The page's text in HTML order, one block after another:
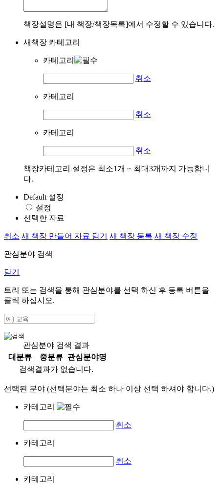
책장설명은 [내 책장/책장목록]에서 수정할 수 있습니다.
새책장 카테고리
카테고리
취소
카테고리
취소
카테고리
취소
책장카테고리 설정은 최소1개 ~ 최대3개까지 가능합니
다.
Default 설정
설정
선택한 자료
취소 새 책장 만들어 자료 담기 새 책장 등록 새 책장 수정
관심분야 검색
닫기
트리 또는 검색을 통해 관심분야를 선택 하신 후 등록 버튼을
클릭 하십시오.
관심분야 검색 결과
대분류
중분류
관심분야명
검색결과가 없습니다.
선택된 분야 (선택분야는 최소 하나 이상 선택 하셔야 합니다.)
카테고리
취소
카테고리
취소
카테고리